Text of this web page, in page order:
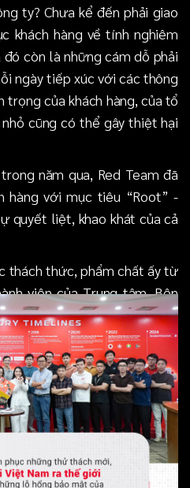
ty? Chưa kể đến phải giao
khách hàng về tính nghiêm
còn là những cám dỗ phải
ngày tiếp xúc với các thông
của khách hàng, của tổ
cũng có thể gây thiệt hại
năm qua, Red Team đã
với mục tiêu “Root” -
quyết liệt, khao khát của cả
thách thức, phẩm chất ấy từ
viên của Trung tâm. Bên
còn là Hà Anh Hoàng,
cứu chuyên sâu, đã vô
mật lớn nhất thế giới.
năm 2024, Hoàng chia sẻ:
cuộc thi Pwn2Own Toronto
chinh phục đỉnh cao mới
cao hơn. Không chỉ dừng
chúng tôi muốn chinh phục